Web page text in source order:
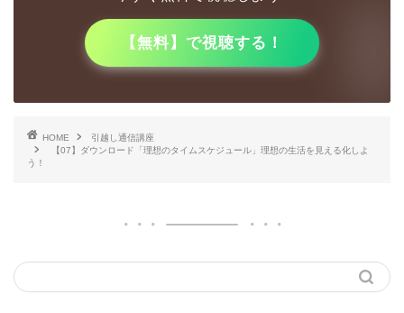
【無料】で視聴する！
HOME
引越し通信講座
【07】ダウンロード「理想のタイムスケジュール」理想の生活を見える化しよ
う！